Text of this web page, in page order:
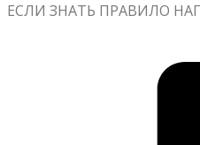
ЕСЛИ ЗНАТЬ ПРАВИЛО